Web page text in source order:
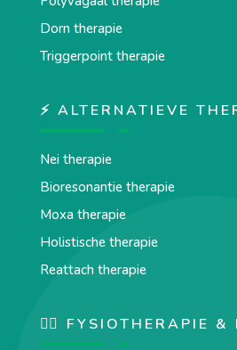
Dorn therapie
Triggerpoint therapie
⚡ ALTERNATIEVE
Nei therapie
Bioresonantie therapie
Moxa therapie
Holistische therapie
Reattach therapie
🏋️‍♀️ FYSIOTHERAPIE &